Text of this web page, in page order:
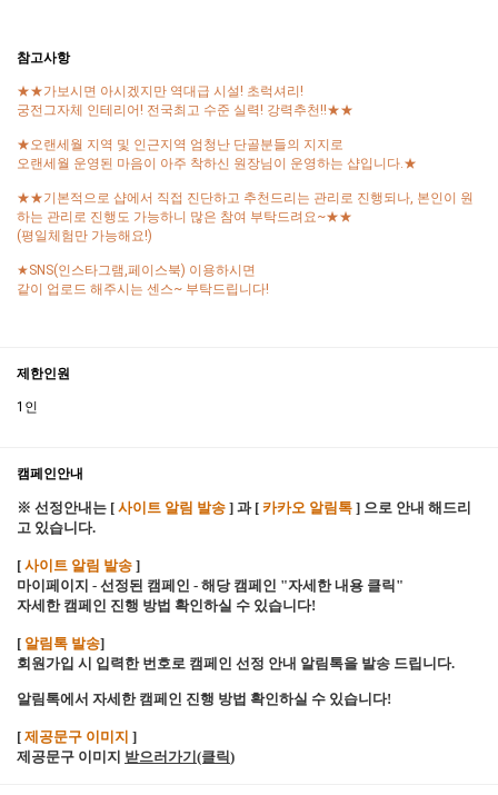
참고사항
★★가보시면 아시겠지만 역대급 시설! 초럭셔리!
궁전그자체 인테리어! 전국최고 수준 실력! 강력추천!!★★
★오랜세월 지역 및 인근지역 엄청난 단골분들의 지지로
오랜세월 운영된 마음이 아주 착하신 원장님이 운영하는 샵입니다.★
★★기본적으로 샵에서 직접 진단하고 추천드리는 관리로 진행되나, 본인이 원
하는 관리로 진행도 가능하니 많은 참여 부탁드려요~★★
(평일체험만 가능해요!)
★SNS(인스타그램,페이스북) 이용하시면
같이 업로드 해주시는 센스~ 부탁드립니다!
제한인원
1인
캠페인안내
※ 선정안내는 [ 사이트 알림 발송 ] 과 [ 카카오 알림톡 ] 으로 안내 해드리
고 있습니다.
[ 사이트 알림 발송 ]
마이페이지 - 선정된 캠페인 - 해당 캠페인 "자세한 내용 클릭"
자세한 캠페인 진행 방법 확인하실 수 있습니다!
[ 알림톡 발송]
회원가입 시 입력한 번호로 캠페인 선정 안내 알림톡을 발송 드립니다.
알림톡에서 자세한 캠페인 진행 방법 확인하실 수 있습니다!
[ 제공문구 이미지 ]
제공문구 이미지 받으러가기(클릭 )